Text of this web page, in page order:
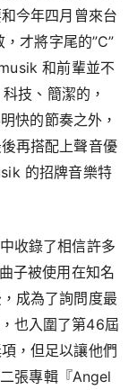
今年四月曾來台
才將字尾的”C”
和前輩並不
技、簡潔的，
快的節奏之外，
再搭配上聲音優
的招牌音樂特
收錄了相信許多
子被使用在知名
成為了詢問度最
也入圍了第46屆
，但足以讓他們
張專輯『Angel